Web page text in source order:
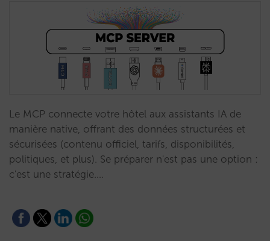
Le MCP connecte votre hôtel aux assistants IA de
manière native, offrant des données structurées et
sécurisées (contenu officiel, tarifs, disponibilités,
politiques, et plus). Se préparer n'est pas une option :
c'est une stratégie.…